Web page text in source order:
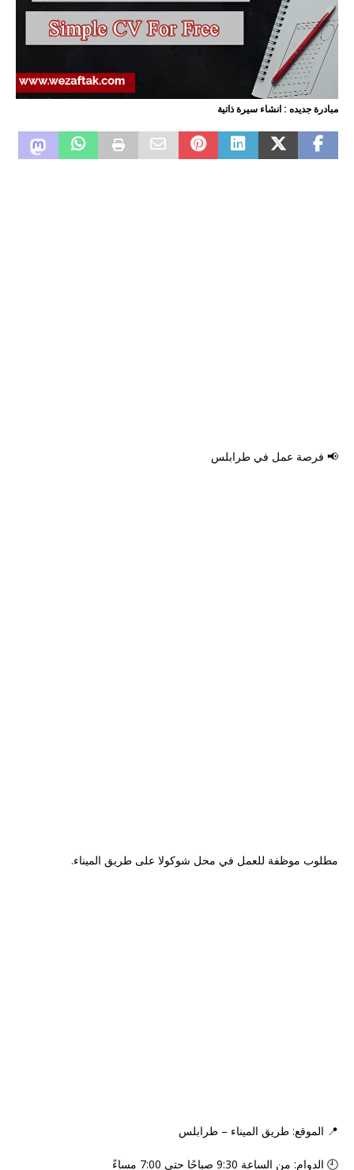
مبادرة جديده : انشاء سيرة ذاتية
📢 فرصة عمل في طرابلس
مطلوب موظفة للعمل في محل شوكولا على طريق الميناء.
📍 الموقع: طريق الميناء – طرابلس
🕘 الدوام: من الساعة 9:30 صباحًا حتى 7:00 مساءً